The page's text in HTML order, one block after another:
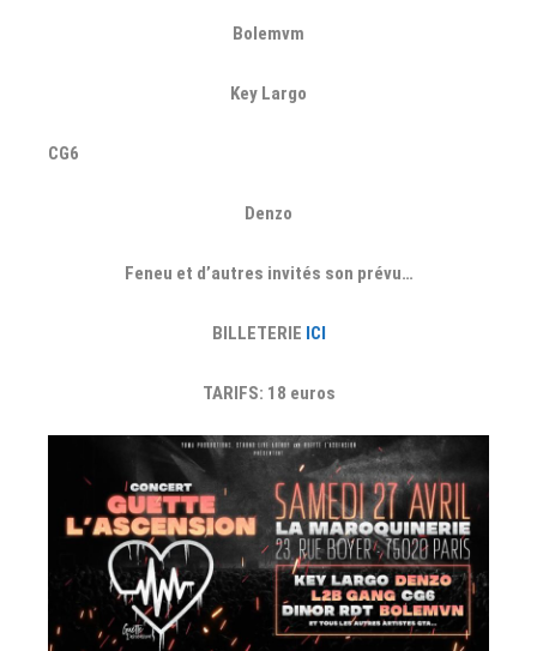
Bolemvm
Key Largo
CG6
Denzo
Feneu et d’autres invités son prévu…
BILLETERIE ICI
TARIFS: 18 euros